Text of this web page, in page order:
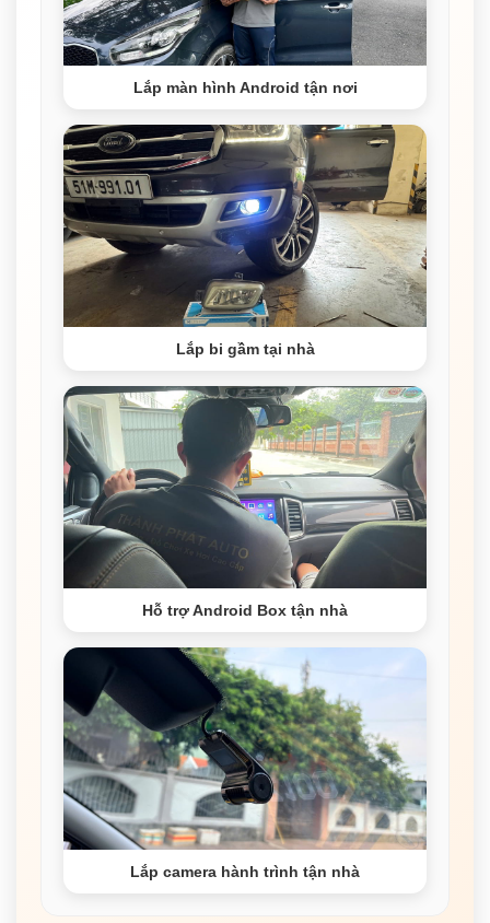
Lắp màn hình Android tận nơi
Lắp bi gầm tại nhà
Hỗ trợ Android Box tận nhà
Lắp camera hành trình tận nhà